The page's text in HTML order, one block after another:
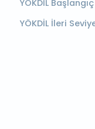
YÖKDİL Başlangıç
YÖKDİL İleri